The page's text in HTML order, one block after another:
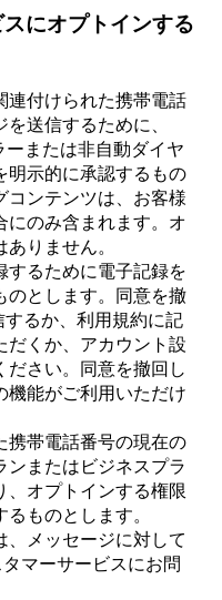
にオプトインする
連付けられた携帯電話
送信するために、
または非自動ダイヤ
明示的に承認するもの
コンテンツは、お客様
にのみ含まれます。オ
りません。
するために電子記録を
のとします。同意を撤
るか、利用規約に記
だくか、アカウント設
ださい。同意を撤回し
機能がご利用いただけ
携帯電話番号の現在の
またはビジネスプラ
、オプトインする権限
ものとします。
メッセージに対して
マーサービスにお問